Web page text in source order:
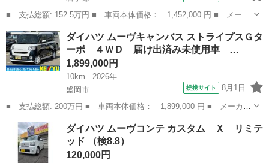
■ 支払総額: 152.5万円 ■ 車両本体価格： 1,452,000 円 ■ メーカ
ー名： ダイハツ ■ 車種名： タフト ■ グレード名： Ｇター
ボ ４ＷＤ 衝突被害軽減システム メモリーナビ バックカメラ
フルセグ ...
岩手 岩手郡 ダイハツ
ダイハツ ムーヴキャンバス ストライプスＧタ
ーボ ４ＷＤ 届け出済み未使用車 …
1,899,000円
10km
2026年
盛岡市
提携サイト 8月1日
■ 支払総額: 200万円 ■ 車両本体価格： 1,899,000 円 ■ メーカー
名： ダイハツ ■ 車種名： ムーヴキャンバス ■ グレード名：
ストライプスＧターボ ４ＷＤ 届け出済み未使用車 横滑り防止
全方位モニ...
岩手 盛岡市 ダイハツ
ダイハツ ムーヴコンテ カスタム Ｘ リミテ
ッド （検8.8）
120,000円